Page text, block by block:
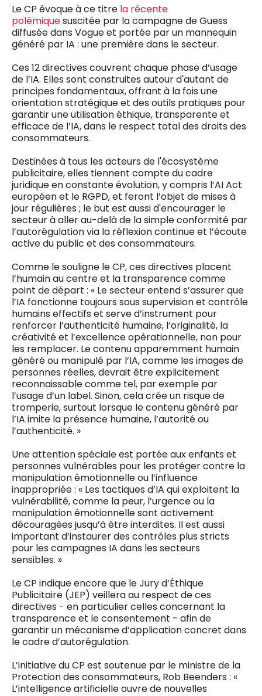
Le CP évoque à ce titre la récente
polémiquesuscitée par la campagne de Guess
diffusée dans Vogue et portée par un mannequin
généré par IA : une première dans le secteur.
Ces 12 directives couvrent chaque phase d’usage
de l’IA. Elles sont construites autour d'autant de
principes fondamentaux, offrant à la fois une
orientation stratégique et des outils pratiques pour
garantir une utilisation éthique, transparente et
efficace de l’IA, dans le respect total des droits des
consommateurs.
Destinées à tous les acteurs de l'écosystème
publicitaire, elles tiennent compte du cadre
juridique en constante évolution, y compris l’AI Act
européen et le RGPD, et feront l’objet de mises à
jour régulières ; le but est aussi d'encourager le
secteur à aller au-delà de la simple conformité par
l’autorégulation via la réflexion continue et l’écoute
active du public et des consommateurs.
Comme le souligne le CP, ces directives placent
l’humain au centre et la transparence comme
point de départ : « Le secteur entend s’assurer que
l’IA fonctionne toujours sous supervision et contrôle
humains effectifs et serve d’instrument pour
renforcer l’authenticité humaine, l’originalité, la
créativité et l’excellence opérationnelle, non pour
les remplacer. Le contenu apparemment humain
généré ou manipulé par l’IA, comme les images de
personnes réelles, devrait être explicitement
reconnaissable comme tel, par exemple par
l’usage d’un label. Sinon, cela crée un risque de
tromperie, surtout lorsque le contenu généré par
l’IA imite la présence humaine, l’autorité ou
l’authenticité. »
Une attention spéciale est portée aux enfants et
personnes vulnérables pour les protéger contre la
manipulation émotionnelle ou l’influence
inappropriée : « Les tactiques d’IA qui exploitent la
vulnérabilité, comme la peur, l’urgence ou la
manipulation émotionnelle sont activement
découragées jusqu’à être interdites. Il est aussi
important d’instaurer des contrôles plus stricts
pour les campagnes IA dans les secteurs
sensibles. »
Le CP indique encore que le Jury d’Éthique
Publicitaire (JEP) veillera au respect de ces
directives - en particulier celles concernant la
transparence et le consentement - afin de
garantir un mécanisme d’application concret dans
le cadre d’autorégulation.
L’initiative du CP est soutenue par le ministre de la
Protection des consommateurs, Rob Beenders : «
L’intelligence artificielle ouvre de nouvelles